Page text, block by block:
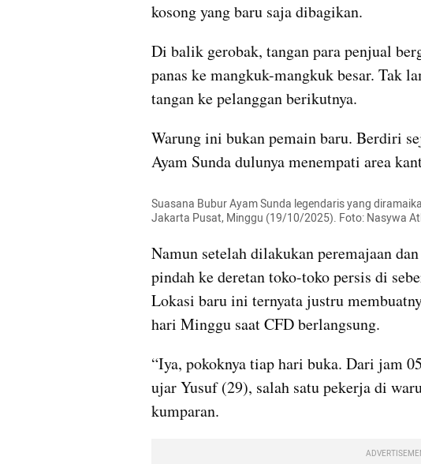
kosong yang baru saja dibagikan.
Di balik gerobak, tangan para penjual
panas ke mangkuk-mangkuk besar. Tak
tangan ke pelanggan berikutnya.
Warung ini bukan pemain baru. Berdiri
Ayam Sunda dulunya menempati area
Suasana Bubur Ayam Sunda legendaris yang
Jakarta Pusat, Minggu (19/10/2025). Foto: Nasywa
Namun setelah dilakukan peremajaan
pindah ke deretan toko-toko persis di
Lokasi baru ini ternyata justru
hari Minggu saat CFD berlangsung.
“Iya, pokoknya tiap hari buka. Dari jam
ujar Yusuf (29), salah satu pekerja di
kumparan.